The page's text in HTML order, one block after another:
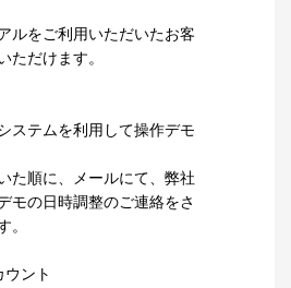
ルをご利用いただいたお客
ただけます。
ステムを利用して操作デモ
た順に、メールにて、弊社
モの日時調整のご連絡をさ
。
ント